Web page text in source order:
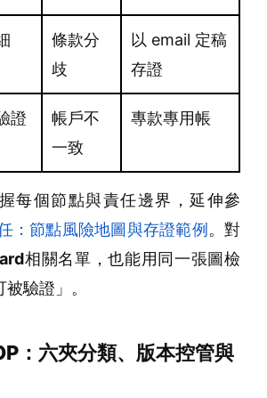
條款分
歧
以 email 定稿
存證
證
帳戶不
一致
專款專用帳
每個節點與責任邊界，延伸參
：節點風險地圖與存證範例。對
相關名單，也能用同一張圖檢
驗證」。
：六夾分類、版本控管與